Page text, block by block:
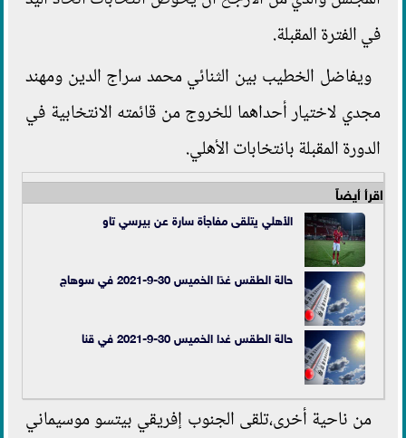
في الفترة المقبلة.
ويفاضل الخطيب بين الثنائي محمد سراج الدين ومهند
مجدي لاختيار أحداهما للخروج من قائمته الانتخابية في
الدورة المقبلة بانتخابات الأهلي.
اقرأ أيضاً
الأهلي يتلقى مفاجأة سارة عن بيرسي تاو
حالة الطقس غدًا الخميس 30-9-2021 في سوهاج
حالة الطقس غدا الخميس 30-9-2021 في قنا
من ناحية أخرى،تلقى الجنوب إفريقي بيتسو موسيماني